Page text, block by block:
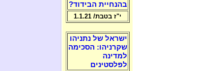
בהנחיית הבידוד?
י"ז בטבת/ 1.1.21
ישראל של נתניהו
שקרניהו: הסכימה
למדינה
לפלסטינים